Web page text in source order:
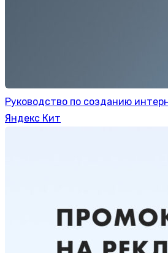
Руководство по созданию
Яндекс Кит